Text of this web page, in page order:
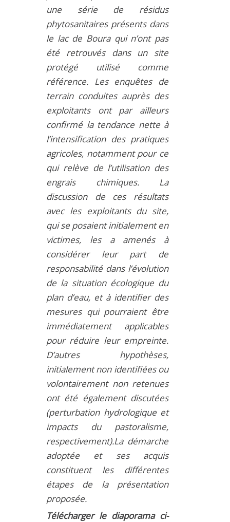
une série de résidus
phytosanitaires présents dans
le lac de Boura qui n’ont pas
été retrouvés dans un site
protégé utilisé comme
référence. Les enquêtes de
terrain conduites auprès des
exploitants ont par ailleurs
confirmé la tendance nette à
l’intensification des pratiques
agricoles, notamment pour ce
qui relève de l’utilisation des
engrais chimiques. La
discussion de ces résultats
avec les exploitants du site,
qui se posaient initialement en
victimes, les a amenés à
considérer leur part de
responsabilité dans l’évolution
de la situation écologique du
plan d’eau, et à identifier des
mesures qui pourraient être
immédiatement applicables
pour réduire leur empreinte.
D’autres hypothèses,
initialement non identifiées ou
volontairement non retenues
ont été également discutées
(perturbation hydrologique et
impacts du pastoralisme,
respectivement).La démarche
adoptée et ses acquis
constituent les différentes
étapes de la présentation
proposée.
Télécharger le diaporama ci-